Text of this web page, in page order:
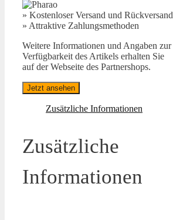
» Kostenloser Versand und Rückversand
» Attraktive Zahlungsmethoden
Weitere Informationen und Angaben zur
Verfügbarkeit des Artikels erhalten Sie
auf der Webseite des Partnershops.
Jetzt ansehen
Zusätzliche Informationen
Zusätzliche
Informationen